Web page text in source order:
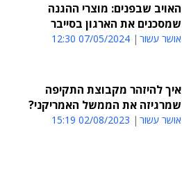
האויב שבפנים: מוצרי ההגנה
שמסכנים את הארגון בסייבר
אושר עשור 07/05/2024 12:30
איך להיזהר מקבוצת התקיפה
שמרגיזה את הממשל האמריקני?
אושר עשור 02/08/2023 15:19